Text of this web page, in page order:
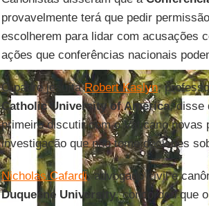
provavelmente terá que pedir
escolherem para lidar com acusações
ações que conferências nacionais
O padre jesuítaRobert Kaslyn,
Catholic University of America, disse
primeiro discutir com o Vaticano
investigação que não tome decisões
Nicholas Cafardi, advogado civil e
Duquesne University, concordou que